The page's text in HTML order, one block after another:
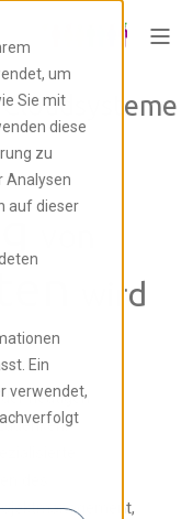
um
Sie mit
diese
zu
Analysen
auf dieser
Ein
verwendet,
Cloudsysteme
wird
heutigen
des